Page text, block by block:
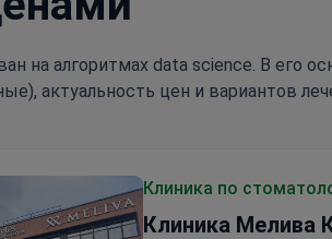
на алгоритмах data science. В его
актуальность цен и вариантов
Клиника по
Клиника Мелива